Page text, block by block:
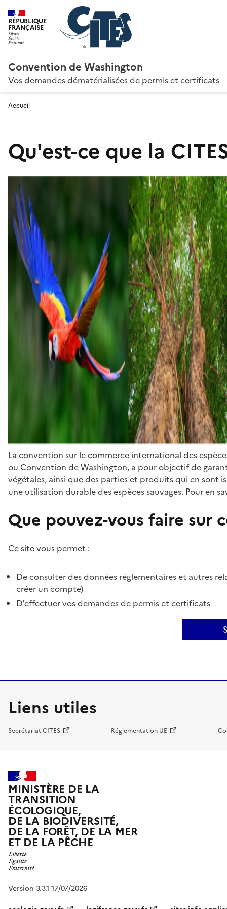
RÉPUBLIQUE
FRANÇAISE
Convention de Washington
Vos demandes dématérialisées de permis et certificats
Accueil
Qu'est-ce que la
La convention sur le commerce international des
ou Convention de Washington, a pour objectif de
végétales, ainsi que des parties et produits qui en sont
une utilisation durable des espèces sauvages. Pour en
Que pouvez-vous faire sur
Ce site vous permet :
De consulter des données réglementaires et autres
créer un compte)
D'effectuer vos demandes de permis et certificats
Liens utiles
Secrétariat CITES Réglementation UE
MINISTÈRE DE LA
TRANSITION
ÉCOLOGIQUE,
DE LA BIODIVERSITÉ,
DE LA FORÊT, DE LA MER
ET DE LA PÊCHE
Version 3.3.1 17/07/2026